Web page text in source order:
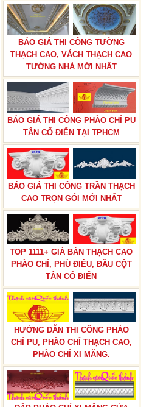
BÁO GIÁ THI CÔNG TƯỜNG
THẠCH CAO, VÁCH THẠCH CAO
TƯỜNG NHÀ MỚI NHẤT
BÁO GIÁ THI CÔNG PHÀO CHỈ PU
TÂN CỔ ĐIỂN TẠI TPHCM
BÁO GIÁ THI CÔNG TRẦN THẠCH
CAO TRỌN GÓI MỚI NHẤT
TOP 1111+ GIÁ BÁN THẠCH CAO
PHÀO CHỈ, PHÙ ĐIÊU, ĐẦU CỘT
TÂN CỔ ĐIỂN
HƯỚNG DẪN THI CÔNG PHÀO
CHỈ PU, PHÀO CHỈ THẠCH CAO,
PHÀO CHỈ XI MĂNG.
BÁO GIÁ THI CÔNG PHÀO CHỈ
PU TÂN CỔ ĐIỂN TẠI TPHCM
BÁO GIÁ THI CÔNG TRẦN THẠCH
CAO TRỌN GÓI